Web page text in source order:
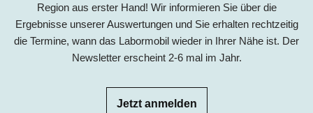
Region aus erster Hand! Wir informieren Sie über die
Ergebnisse unserer Auswertungen und Sie erhalten rechtzeitig
die Termine, wann das Labormobil wieder in Ihrer Nähe ist. Der
Newsletter erscheint 2-6 mal im Jahr.
Jetzt anmelden